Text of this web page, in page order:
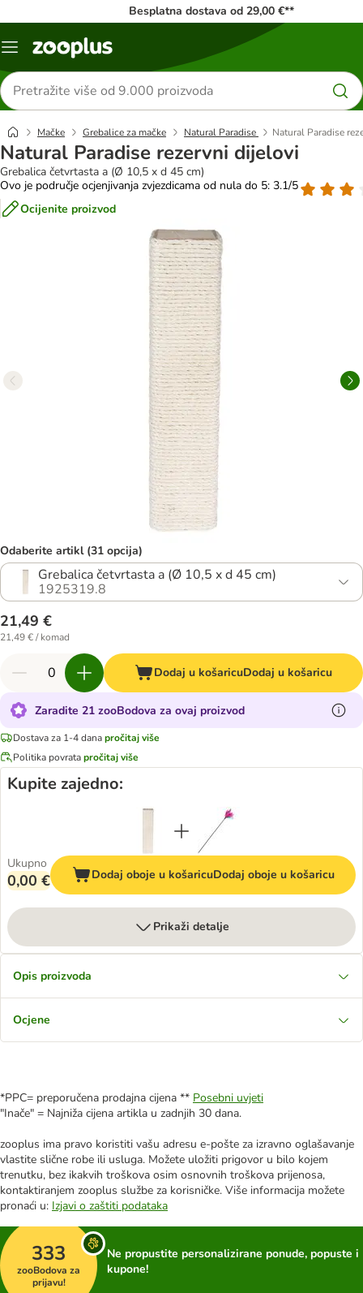
Besplatna dostava od 29,00 €**
Izbornik
Traži
proizvode
Mačke Grebalice za mačke Natural Paradise Natural Paradise
Natural Paradise rezervni dijelovi
Grebalica četvrtasta a (Ø 10,5 x d 45 cm)
Ovo je područje ocjenjivanja zvjezdicama od nula do 5: 3.1/5
Ocijenite proizvod
Odaberite artikl (31 opcija)
Grebalica četvrtasta a (Ø 10,5 x d 45 cm)
1925319.8
21,49 €
21,49 € / komad
Dodaj u košaricuDodaj u košaricu
Zaradite 21 zooBodova za ovaj proizvod
Dostava za 1-4 danapročitaj više
Politika povratapročitaj više
Kupite zajedno:
Ukupno
0,00 € Dodaj oboje u košaricuDodaj oboje u košaricu
Prikaži detalje
Opis proizvoda
Ocjene
*PPC= preporučena prodajna cijena ** Posebni uvjeti
"Inače" = Najniža cijena artikla u zadnjih 30 dana.
zooplus ima pravo koristiti vašu adresu e-pošte za izravno oglašavanje
vlastite slične robe ili usluga. Možete uložiti prigovor u bilo kojem
trenutku, bez ikakvih troškova osim osnovnih troškova prijenosa,
kontaktiranjem zooplus službe za korisničke. Više informacija možete
pronaći u: Izjavi o zaštiti podataka
333
zooBodova za
prijavu!
Ne propustite personalizirane ponude, popuste i
kupone!